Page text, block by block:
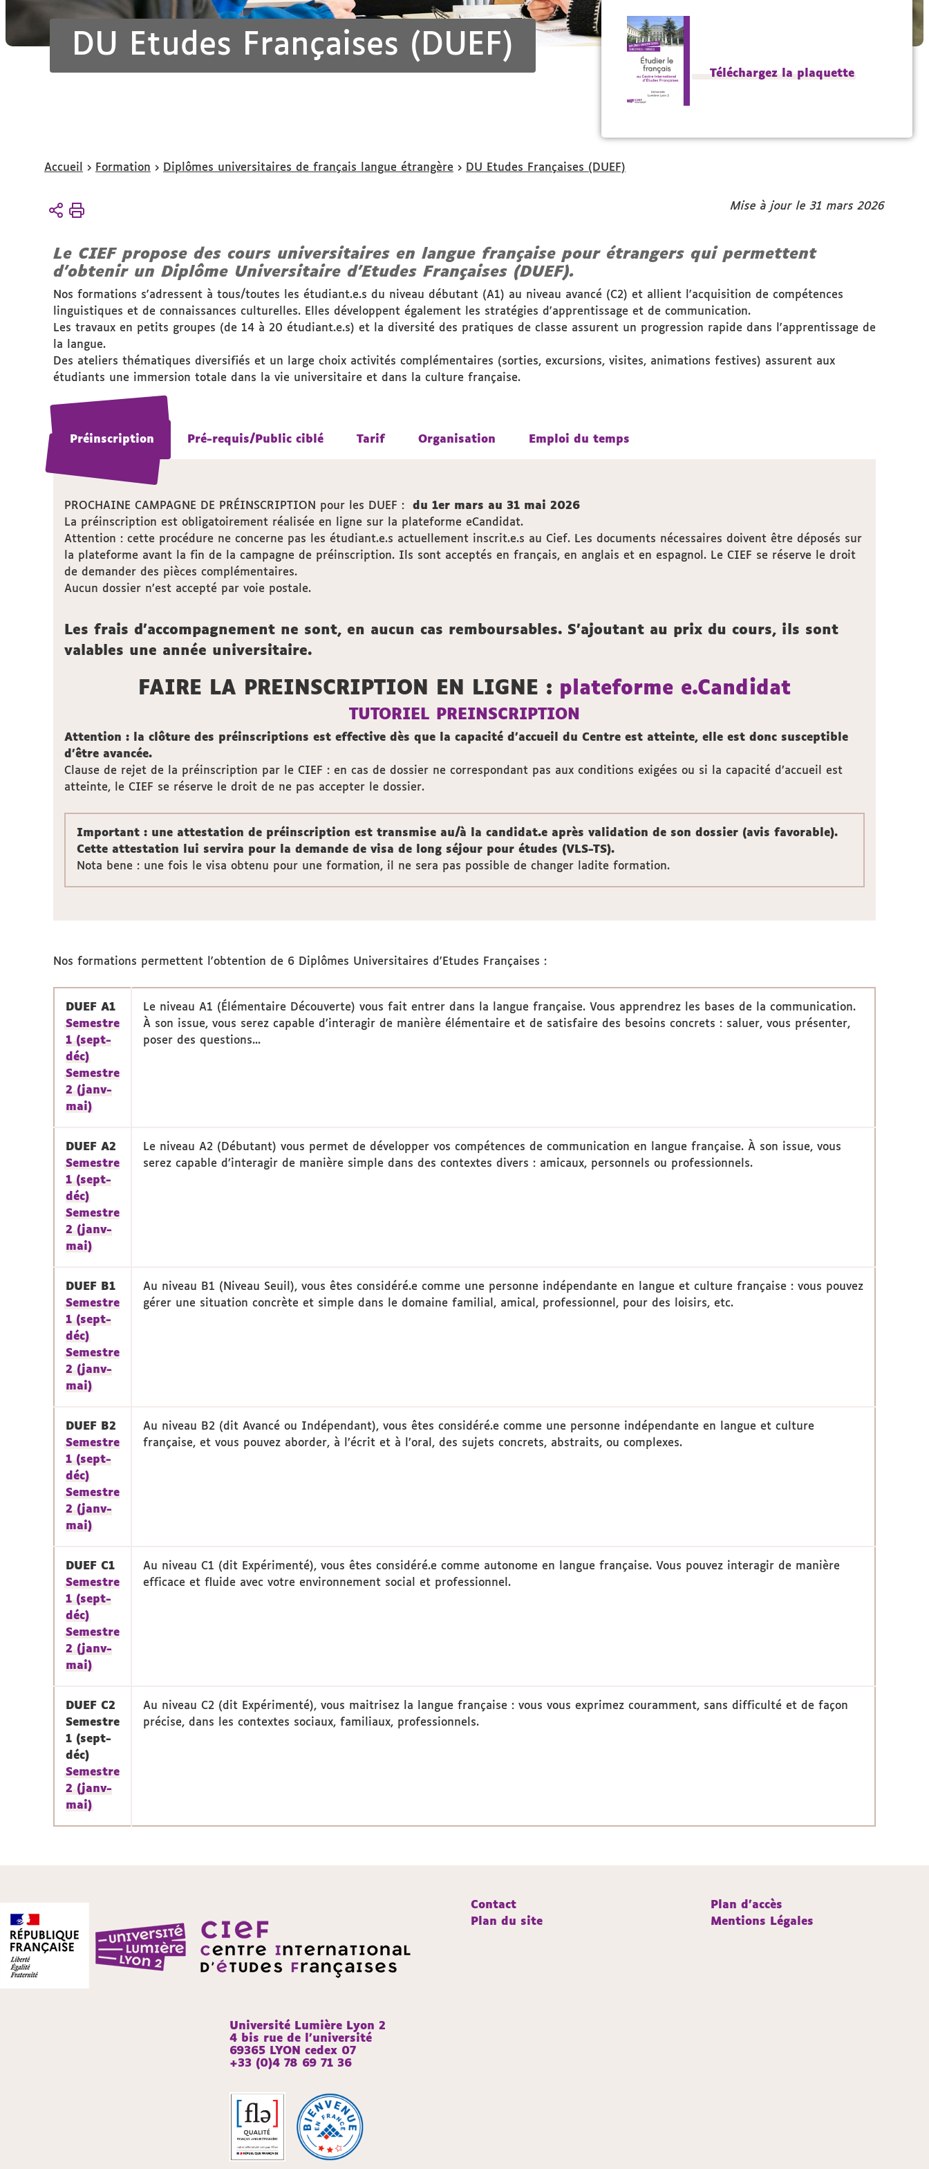
DU Etudes Françaises (DUEF)
Téléchargez la plaquette
Vous
ici :
Accueil Formation Diplômes universitaires de français langue étrangère DU Etudes Françaises (DUEF)
Mise à jour le 31 mars 2026
Le CIEF propose des cours universitaires en langue française pour étrangers qui permettent
d'obtenir un Diplôme Universitaire d'Etudes Françaises (DUEF).
Nos formations s'adressent à tous/toutes les étudiant.e.s du niveau débutant (A1) au niveau avancé (C2) et allient l'acquisition de compétences
linguistiques et de connaissances culturelles. Elles développent également les stratégies d'apprentissage et de communication.
Les travaux en petits groupes (de 14 à 20 étudiant.e.s) et la diversité des pratiques de classe assurent un progression rapide dans l'apprentissage de
la langue.
Des ateliers thématiques diversifiés et un large choix activités complémentaires (sorties, excursions, visites, animations festives) assurent aux
étudiants une immersion totale dans la vie universitaire et dans la culture française.
Préinscription
Préinscription Pré-requis/Public ciblé
Pré-requis/Public ciblé Tarif
Tarif Organisation
Organisation Emploi du temps
Emploi du temps
PROCHAINE CAMPAGNE DE PRÉINSCRIPTION pour les DUEF : du 1er mars au 31 mai 2026
La préinscription est obligatoirement réalisée en ligne sur la plateforme eCandidat.
Attention : cette procédure ne concerne pas les étudiant.e.s actuellement inscrit.e.s au Cief. Les documents nécessaires doivent être déposés sur
la plateforme avant la fin de la campagne de préinscription. Ils sont acceptés en français, en anglais et en espagnol. Le CIEF se réserve le droit
de demander des pièces complémentaires.
Aucun dossier n’est accepté par voie postale.
Les frais d’accompagnement ne sont, en aucun cas remboursables. S’ajoutant au prix du cours, ils sont
valables une année universitaire.
FAIRE LA PREINSCRIPTION EN LIGNE : plateforme e.Candidat
TUTORIEL PREINSCRIPTION
Attention : la clôture des préinscriptions est effective dès que la capacité d’accueil du Centre est atteinte, elle est donc susceptible
d’être avancée.
Clause de rejet de la préinscription par le CIEF : en cas de dossier ne correspondant pas aux conditions exigées ou si la capacité d’accueil est
atteinte, le CIEF se réserve le droit de ne pas accepter le dossier.
Important : une attestation de préinscription est transmise au/à la candidat.e après validation de son dossier (avis favorable).
Cette attestation lui servira pour la demande de visa de long séjour pour études (VLS-TS).
Nota bene : une fois le visa obtenu pour une formation, il ne sera pas possible de changer ladite formation.
Nos formations permettent l'obtention de 6 Diplômes Universitaires d'Etudes Françaises :
DUEF A1
Semestre
1 (sept-
déc)
Semestre
2 (janv-
mai)
Le niveau A1 (Élémentaire Découverte) vous fait entrer dans la langue française. Vous apprendrez les bases de la communication.
À son issue, vous serez capable d’interagir de manière élémentaire et de satisfaire des besoins concrets : saluer, vous présenter,
poser des questions...
DUEF A2
Semestre
1 (sept-
déc)
Semestre
2 (janv-
mai)
Le niveau A2 (Débutant) vous permet de développer vos compétences de communication en langue française. À son issue, vous
serez capable d’interagir de manière simple dans des contextes divers : amicaux, personnels ou professionnels.
DUEF B1
Semestre
1 (sept-
déc)
Semestre
2 (janv-
mai)
Au niveau B1 (Niveau Seuil), vous êtes considéré.e comme une personne indépendante en langue et culture française : vous pouvez
gérer une situation concrète et simple dans le domaine familial, amical, professionnel, pour des loisirs, etc.
DUEF B2
Semestre
1 (sept-
déc)
Semestre
2 (janv-
mai)
Au niveau B2 (dit Avancé ou Indépendant), vous êtes considéré.e comme une personne indépendante en langue et culture
française, et vous pouvez aborder, à l’écrit et à l’oral, des sujets concrets, abstraits, ou complexes.
DUEF C1
Semestre
1 (sept-
déc)
Semestre
2 (janv-
mai)
Au niveau C1 (dit Expérimenté), vous êtes considéré.e comme autonome en langue française. Vous pouvez interagir de manière
efficace et fluide avec votre environnement social et professionnel.
DUEF C2
Semestre
1 (sept-
déc)
Semestre
2 (janv-
mai)
Au niveau C2 (dit Expérimenté), vous maitrisez la langue française : vous vous exprimez couramment, sans difficulté et de façon
précise, dans les contextes sociaux, familiaux, professionnels.
Contact
Plan d'accès
Plan du site
Mentions Légales
Université Lumière Lyon 2
4 bis rue de l’université
69365 LYON cedex 07
+33 (0)4 78 69 71 36